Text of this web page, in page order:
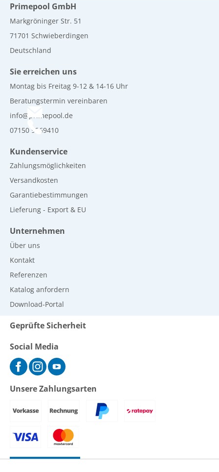
Primepool GmbH
Markgröninger Str. 51
71701 Schwieberdingen
Deutschland
Sie erreichen uns
Montag bis Freitag 9-12 & 14-16 Uhr
Beratungstermin vereinbaren
info@primepool.de
07150 9269410
Kundenservice
Zahlungsmöglichkeiten
Versandkosten
Garantiebestimmungen
Lieferung - Export & EU
Unternehmen
Über uns
Kontakt
Referenzen
Katalog anfordern
Download-Portal
Geprüfte Sicherheit
Social Media
Unsere Zahlungsarten